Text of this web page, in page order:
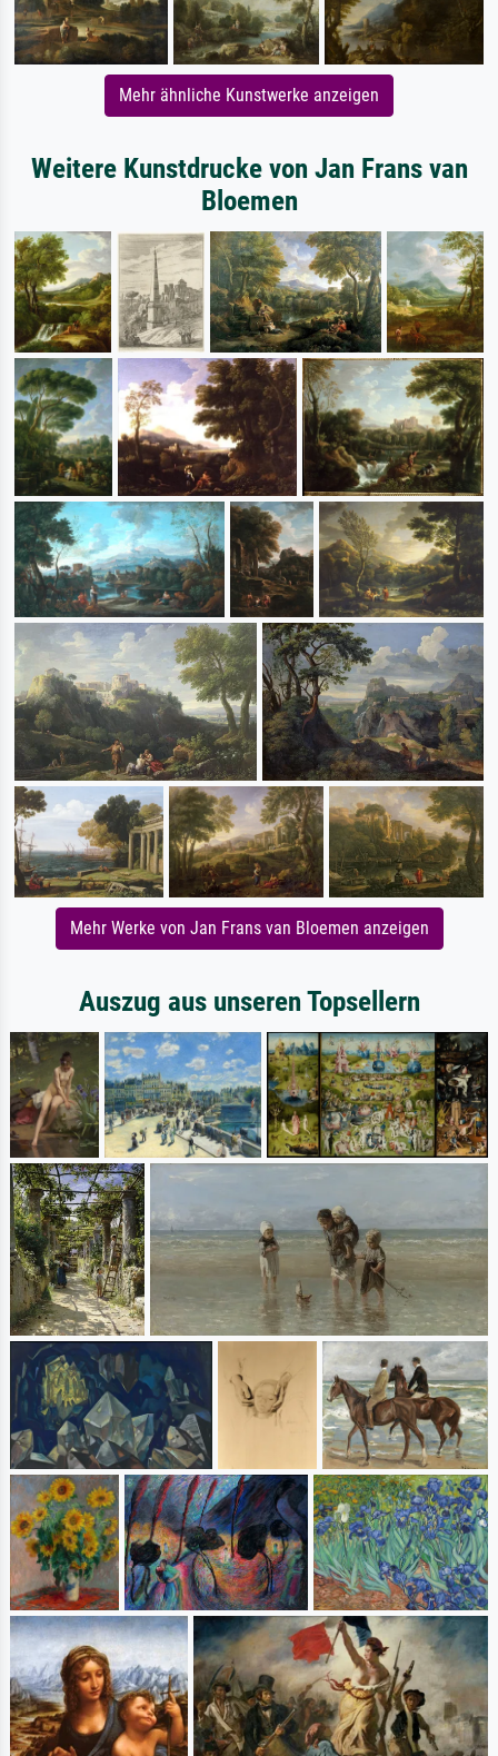
Mehr ähnliche Kunstwerke anzeigen
Weitere Kunstdrucke von Jan Frans van
Bloemen
Mehr Werke von Jan Frans van Bloemen anzeigen
Auszug aus unseren Topsellern